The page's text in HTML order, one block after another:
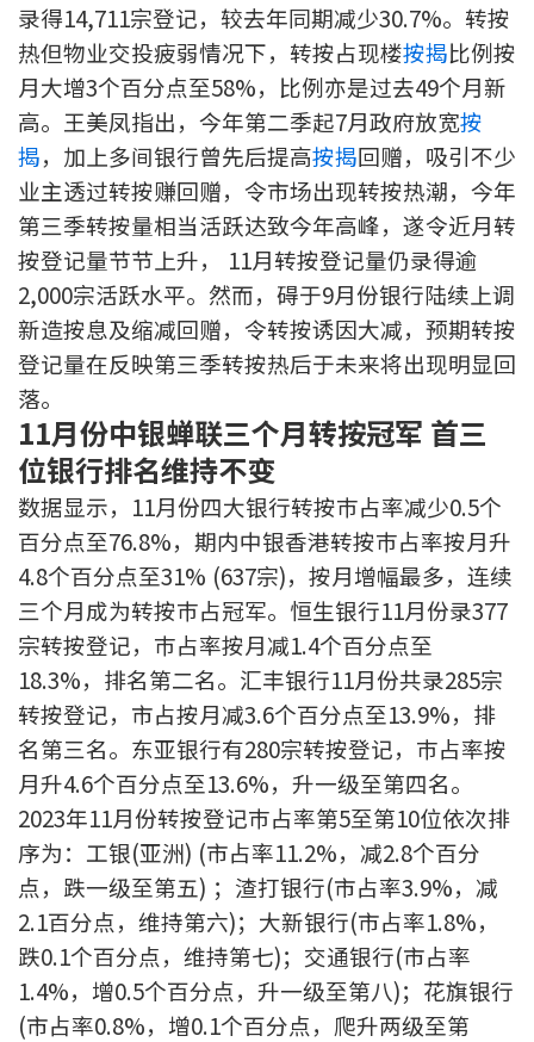
转按计算
置业预算
供款年期计算
工商铺按揭计算
印花税计算
免费物业估价
下载中心
按揭全面睇
新闻/研究
公司动态
按市新闻
统计数据库
按揭快趣智识
按揭智库
楼按专栏
按揭百科
实时银行资讯
录得14,711宗登记，较去年同期减少30.7%。转按
热但物业交投疲弱情况下，转按占现楼按揭比例按
月大增3个百分点至58%，比例亦是过去49个月新
高。王美凤指出，今年第二季起7月政府放宽按
揭，加上多间银行曾先后提高按揭回赠，吸引不少
业主透过转按赚回赠，令市场出现转按热潮，今年
第三季转按量相当活跃达致今年高峰，遂令近月转
按登记量节节上升， 11月转按登记量仍录得逾
2,000宗活跃水平。然而，碍于9月份银行陆续上调
新造按息及缩减回赠，令转按诱因大减，预期转按
登记量在反映第三季转按热后于未来将出现明显回
落。
11月份中银蝉联三个月转按冠军 首三
位银行排名维持不变
数据显示，11月份四大银行转按巿占率减少0.5个
百分点至76.8%，期内中银香港转按巿占率按月升
4.8个百分点至31% (637宗)，按月增幅最多，连续
三个月成为转按巿占冠军。恒生银行11月份录377
宗转按登记，巿占率按月减1.4个百分点至
18.3%，排名第二名。汇丰银行11月份共录285宗
转按登记，市占按月减3.6个百分点至13.9%，排
名第三名。东亚银行有280宗转按登记，巿占率按
月升4.6个百分点至13.6%，升一级至第四名。
2023年11月份转按登记巿占率第5至第10位依次排
序为：工银(亚洲) (市占率11.2%，减2.8个百分
点，跌一级至第五) ；渣打银行(市占率3.9%，减
2.1百分点，维持第六)；大新银行(市占率1.8%，
跌0.1个百分点，维持第七)；交通银行(市占率
1.4%，增0.5个百分点，升一级至第八)；花旗银行
(市占率0.8%，增0.1个百分点，爬升两级至第